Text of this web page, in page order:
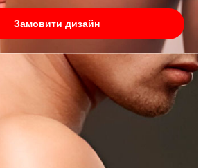
Замовити дизайн